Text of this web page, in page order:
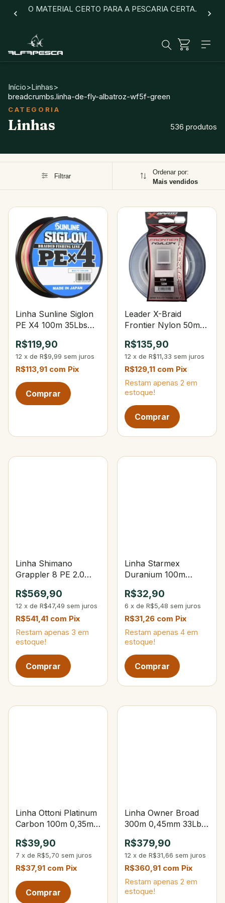
O MATERIAL CERTO PARA A PESCARIA CERTA.
Início>Linhas>
breadcrumbs.linha-de-fly-albatroz-wf5f-green
Linhas 536 produtos
Filtrar
Ordenar por:
Mais vendidos
Linha Sunline Siglon
PE X4 100m 35Lbs
R$119,90
12 x de R$9,99 sem juros
R$113,91 com Pix
Leader X-Braid
Frontier Nylon 50m
R$135,90
12 x de R$11,33 sem juros
R$129,11 com Pix
Restam apenas 2 em
estoque!
Linha Shimano
Grappler 8 PE 2.0
R$569,90
12 x de R$47,49 sem juros
R$541,41 com Pix
Restam apenas 3 em
estoque!
Linha Starmex
Duranium 100m
R$32,90
6 x de R$5,48 sem juros
R$31,26 com Pix
Restam apenas 4 em
estoque!
Linha Ottoni Platinum
Carbon 100m 0,35mm
R$39,90
7 x de R$5,70 sem juros
R$37,91 com Pix
Linha Owner Broad
300m 0,45mm 33Lbs
R$379,90
12 x de R$31,66 sem juros
R$360,91 com Pix
Restam apenas 2 em
estoque!